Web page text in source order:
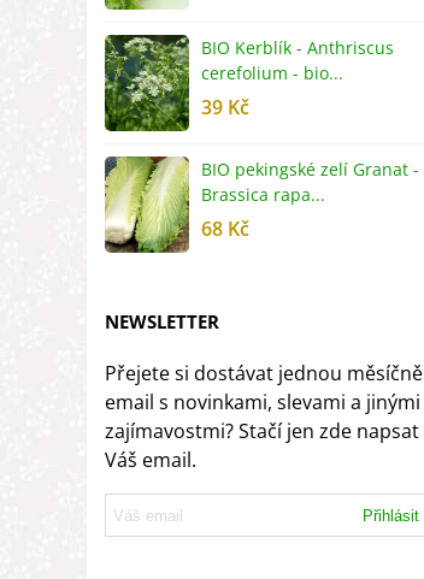
BIO Kerblík - Anthriscus
cerefolium - bio...
39 Kč
BIO pekingské zelí Granat -
Brassica rapa...
68 Kč
NEWSLETTER
Přejete si dostávat jednou měsíčně
email s novinkami, slevami a jinými
zajímavostmi? Stačí jen zde napsat
Váš email.
Přihlásit